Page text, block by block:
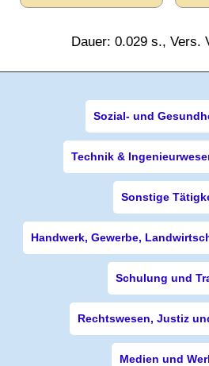
Dauer: 0.029 s.,
Sozial- und
Technik &
Sonstige
Handwerk, Gewerbe,
Schulung und
Rechtswesen, Justiz
Medien und